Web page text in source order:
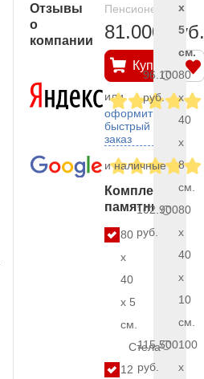
Отзывы
о
компании
Пенсионерам
81.000 руб.
Купить
или
оформить
быстрый
заказ
и наличные
Комплект
памятника
80
x
40
x 5
см.
Стела
12
x
5
см.
96.100
руб.
80
x
40
x
8
см.
102.900
руб.
80
x
40
x
10
см.
115.500
руб.
100
x